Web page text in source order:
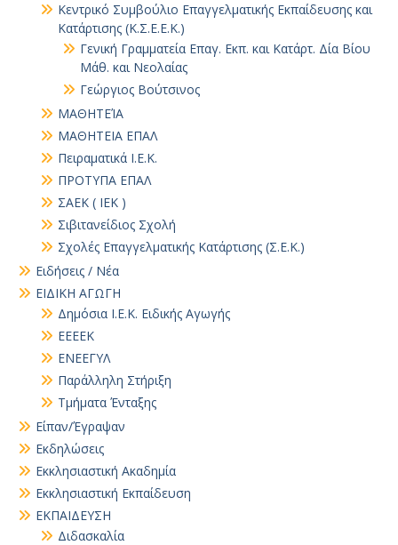
Κεντρικό Συμβούλιο Επαγγελματικής Εκπαίδευσης και
Κατάρτισης (Κ.Σ.Ε.Ε.Κ.)
Γενική Γραμματεία Επαγ. Εκπ. και Κατάρτ. Δία Βίου
Μάθ. και Νεολαίας
Γεώργιος Βούτσινος
ΜΑΘΗΤΕΊΑ
ΜΑΘΗΤΕΙΑ ΕΠΑΛ
Πειραματικά Ι.Ε.Κ.
ΠΡΟΤΥΠΑ ΕΠΑΛ
ΣΑΕΚ ( ΙΕΚ )
Σιβιτανείδιος Σχολή
Σχολές Επαγγελματικής Κατάρτισης (Σ.Ε.Κ.)
Ειδήσεις / Νέα
ΕΙΔΙΚΗ ΑΓΩΓΗ
Δημόσια Ι.Ε.Κ. Ειδικής Αγωγής
ΕΕΕΕΚ
ΕΝΕΕΓΥΛ
Παράλληλη Στήριξη
Τμήματα Ένταξης
Είπαν/Έγραψαν
Εκδηλώσεις
Εκκλησιαστική Ακαδημία
Εκκλησιαστική Εκπαίδευση
ΕΚΠΑΙΔΕΥΣΗ
Διδασκαλία